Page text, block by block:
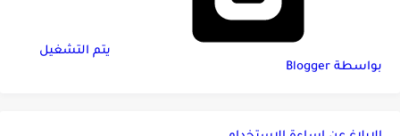
‏يتم التشغيل
بواسطة Blogger